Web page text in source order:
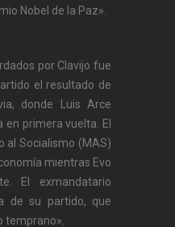
Nobel de la Paz».
por Clavijo fue
el resultado de
donde Luis Arce
primera vuelta. El
al Socialismo (MAS)
mientras Evo
El exmandatario
de su partido, que
temprano».